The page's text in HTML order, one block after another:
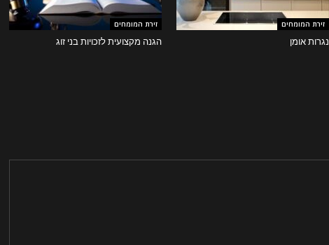
זירת המומחים
נגרות אומן
זירת המומחים
הגנה מקצועית לזכויות בני זוג